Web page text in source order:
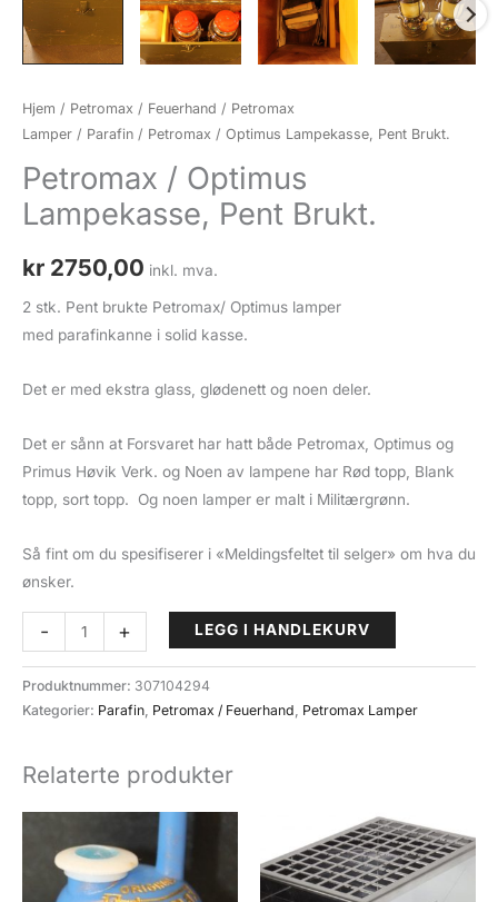
Hjem / Petromax / Feuerhand / Petromax
Lamper / Parafin / Petromax / Optimus Lampekasse, Pent Brukt.
Petromax / Optimus
Lampekasse, Pent Brukt.
kr 2750,00 inkl. mva.
2 stk. Pent brukte Petromax/ Optimus lamper
med parafinkanne i solid kasse.
Det er med ekstra glass, glødenett og noen deler.
Det er sånn at Forsvaret har hatt både Petromax, Optimus og
Primus Høvik Verk. og Noen av lampene har Rød topp, Blank
topp, sort topp. Og noen lamper er malt i Militærgrønn.
Så fint om du spesifiserer i «Meldingsfeltet til selger» om hva du
ønsker.
-
Petromax
/
Optimus
Lampekasse,
Brukt.
+ LEGG I HANDLEKURV
Produktnummer: 307104294
Kategorier: Parafin, Petromax / Feuerhand, Petromax Lamper
Relaterte produkter